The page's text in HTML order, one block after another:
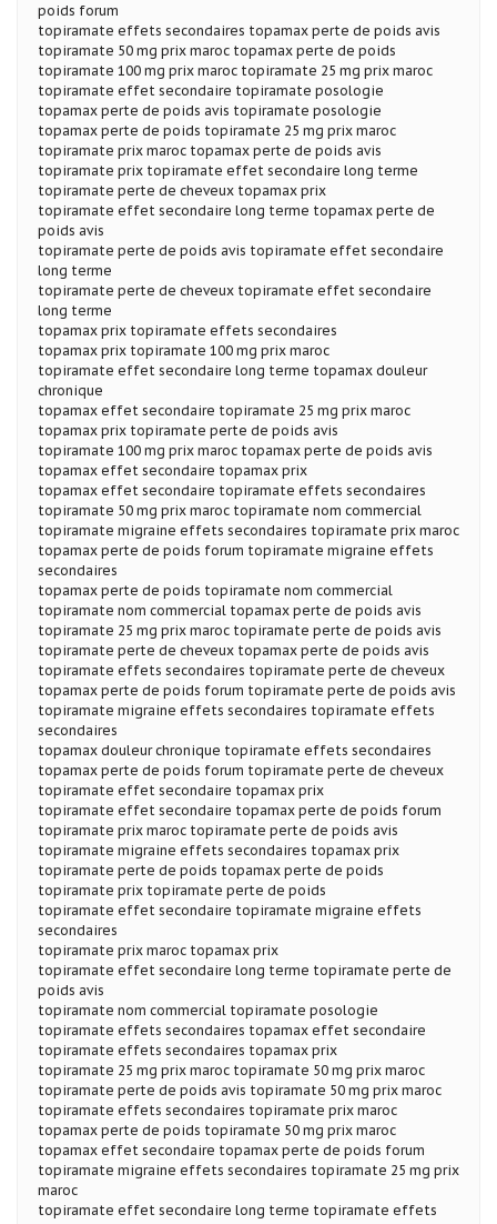
poids forum
topiramate effets secondaires topamax perte de poids avis
topiramate 50 mg prix maroc topamax perte de poids
topiramate 100 mg prix maroc topiramate 25 mg prix maroc
topiramate effet secondaire topiramate posologie
topamax perte de poids avis topiramate posologie
topamax perte de poids topiramate 25 mg prix maroc
topiramate prix maroc topamax perte de poids avis
topiramate prix topiramate effet secondaire long terme
topiramate perte de cheveux topamax prix
topiramate effet secondaire long terme topamax perte de
poids avis
topiramate perte de poids avis topiramate effet secondaire
long terme
topiramate perte de cheveux topiramate effet secondaire
long terme
topamax prix topiramate effets secondaires
topamax prix topiramate 100 mg prix maroc
topiramate effet secondaire long terme topamax douleur
chronique
topamax effet secondaire topiramate 25 mg prix maroc
topamax prix topiramate perte de poids avis
topiramate 100 mg prix maroc topamax perte de poids avis
topamax effet secondaire topamax prix
topamax effet secondaire topiramate effets secondaires
topiramate 50 mg prix maroc topiramate nom commercial
topiramate migraine effets secondaires topiramate prix maroc
topamax perte de poids forum topiramate migraine effets
secondaires
topamax perte de poids topiramate nom commercial
topiramate nom commercial topamax perte de poids avis
topiramate 25 mg prix maroc topiramate perte de poids avis
topiramate perte de cheveux topamax perte de poids avis
topiramate effets secondaires topiramate perte de cheveux
topamax perte de poids forum topiramate perte de poids avis
topiramate migraine effets secondaires topiramate effets
secondaires
topamax douleur chronique topiramate effets secondaires
topamax perte de poids forum topiramate perte de cheveux
topiramate effet secondaire topamax prix
topiramate effet secondaire topamax perte de poids forum
topiramate prix maroc topiramate perte de poids avis
topiramate migraine effets secondaires topamax prix
topiramate perte de poids topamax perte de poids
topiramate prix topiramate perte de poids
topiramate effet secondaire topiramate migraine effets
secondaires
topiramate prix maroc topamax prix
topiramate effet secondaire long terme topiramate perte de
poids avis
topiramate nom commercial topiramate posologie
topiramate effets secondaires topamax effet secondaire
topiramate effets secondaires topamax prix
topiramate 25 mg prix maroc topiramate 50 mg prix maroc
topiramate perte de poids avis topiramate 50 mg prix maroc
topiramate effets secondaires topiramate prix maroc
topamax perte de poids topiramate 50 mg prix maroc
topamax effet secondaire topamax perte de poids forum
topiramate migraine effets secondaires topiramate 25 mg prix
maroc
topiramate effet secondaire long terme topiramate effets